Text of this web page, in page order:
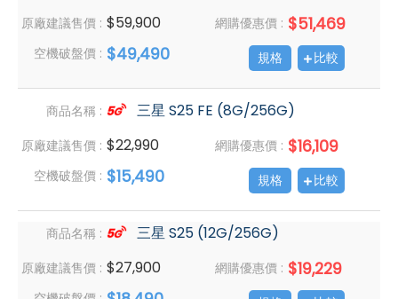
原廠建議售價 : $59,900 網購優惠價 : $51,469
空機破盤價 : $49,490 規格 比較
商品名稱 : 三星 S25 FE (8G/256G)
原廠建議售價 : $22,990 網購優惠價 : $16,109
空機破盤價 : $15,490 規格 比較
商品名稱 : 三星 S25 (12G/256G)
原廠建議售價 : $27,900 網購優惠價 : $19,229